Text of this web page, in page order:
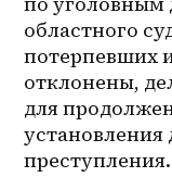
областного
потерпевших
отклонены,
для
установления
преступления.